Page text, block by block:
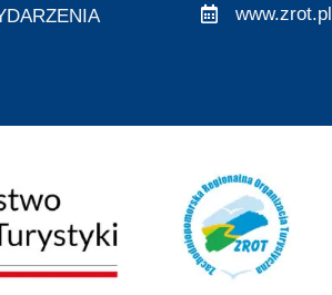
www.zrot.pl